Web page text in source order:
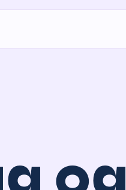
og